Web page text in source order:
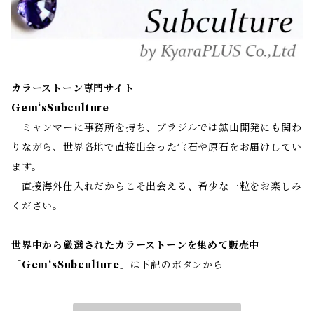
カラーストーン専門サイト
Gem‘sSubculture
ミャンマーに事務所を持ち、ブラジルでは鉱山開発にも関わ
りながら、世界各地で直接出会った宝石や原石をお届けしてい
ます。
直接海外仕入れだからこそ出会える、希少な一粒をお楽しみ
ください。
世界中から厳選されたカラーストーンを集めて販売中
「Gem‘sSubculture 」は下記のボタンから